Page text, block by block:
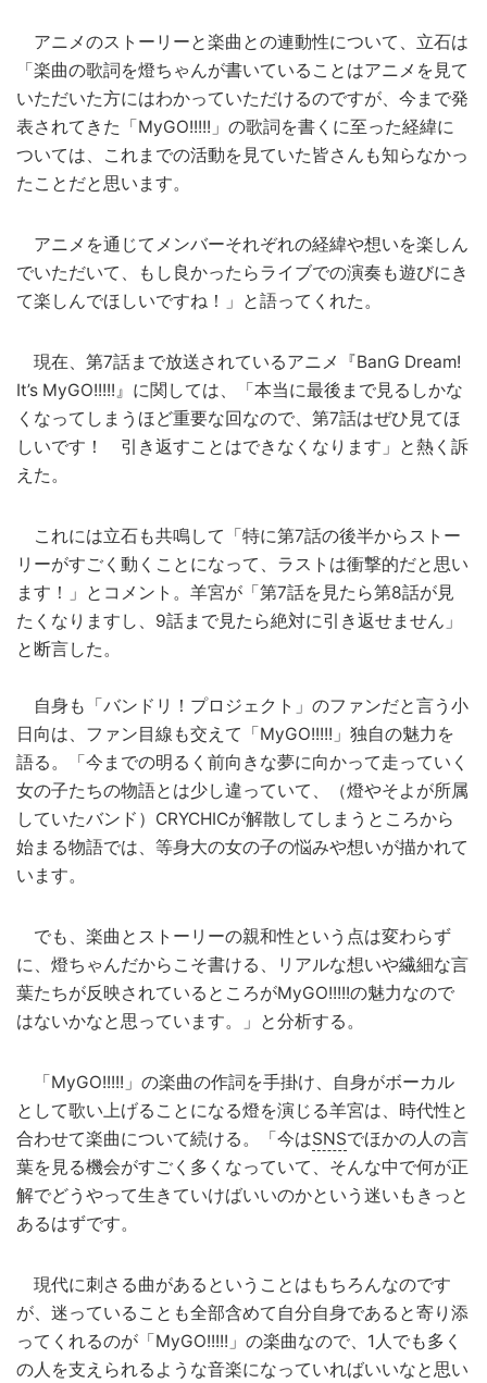
アニメのストーリーと楽曲との連動性について、立石は
「楽曲の歌詞を燈ちゃんが書いていることはアニメを見て
いただいた方にはわかっていただけるのですが、今まで発
表されてきた「MyGO!!!!!」の歌詞を書くに至った経緯に
ついては、これまでの活動を見ていた皆さんも知らなかっ
たことだと思います。
アニメを通じてメンバーそれぞれの経緯や想いを楽しん
でいただいて、もし良かったらライブでの演奏も遊びにき
て楽しんでほしいですね！」と語ってくれた。
現在、第7話まで放送されているアニメ『BanG Dream!
It’s MyGO!!!!!』に関しては、「本当に最後まで見るしかな
くなってしまうほど重要な回なので、第7話はぜひ見てほ
しいです！ 引き返すことはできなくなります」と熱く訴
えた。
これには立石も共鳴して「特に第7話の後半からストー
リーがすごく動くことになって、ラストは衝撃的だと思い
ます！」とコメント。羊宮が「第7話を見たら第8話が見
たくなりますし、9話まで見たら絶対に引き返せません」
と断言した。
自身も「バンドリ！プロジェクト」のファンだと言う小
日向は、ファン目線も交えて「MyGO!!!!!」独自の魅力を
語る。「今までの明るく前向きな夢に向かって走っていく
女の子たちの物語とは少し違っていて、（燈やそよが所属
していたバンド）CRYCHICが解散してしまうところから
始まる物語では、等身大の女の子の悩みや想いが描かれて
います。
でも、楽曲とストーリーの親和性という点は変わらず
に、燈ちゃんだからこそ書ける、リアルな想いや繊細な言
葉たちが反映されているところがMyGO!!!!!の魅力なので
はないかなと思っています。」と分析する。
「MyGO!!!!!」の楽曲の作詞を手掛け、自身がボーカル
として歌い上げることになる燈を演じる羊宮は、時代性と
合わせて楽曲について続ける。「今はSNSでほかの人の言
葉を見る機会がすごく多くなっていて、そんな中で何が正
解でどうやって生きていけばいいのかという迷いもきっと
あるはずです。
現代に刺さる曲があるということはもちろんなのです
が、迷っていることも全部含めて自分自身であると寄り添
ってくれるのが「MyGO!!!!!」の楽曲なので、1人でも多く
の人を支えられるような音楽になっていればいいなと思い